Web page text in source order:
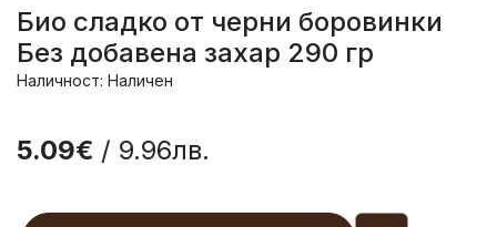
Био сладко от черни боровинки
Без добавена захар 290 гр
Наличност: Наличен
5.09€ / 9.96лв.